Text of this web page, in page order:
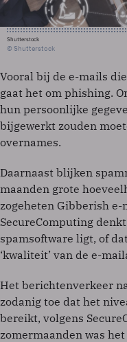
Shutterstock
© Shutterstock
Vooral bij de e-mails
gaat het om phishing.
hun persoonlijke
bijgewerkt zouden
overnames.
Daarnaast blijken
maanden grote
zogeheten Gibberish
SecureComputing
spamsoftware ligt, of
‘kwaliteit’ van de e-
Het berichtenverkeer
zodanig toe dat het
bereikt, volgens
zomermaanden was